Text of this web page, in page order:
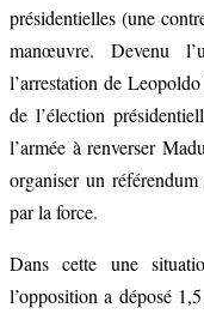
présidentielles (une
manœuvre. Devenu
l’arrestation de
de l’élection
l’armée à renverser
organiser un
par la force.
Dans cette une
l’opposition a déposé